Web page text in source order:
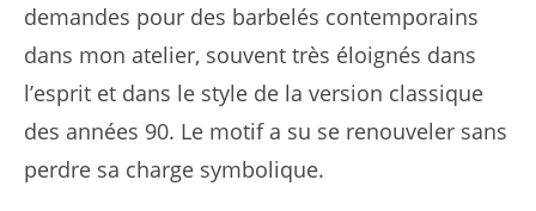
demandes pour des barbelés contemporains
dans mon atelier, souvent très éloignés dans
l’esprit et dans le style de la version classique
des années 90. Le motif a su se renouveler sans
perdre sa charge symbolique.